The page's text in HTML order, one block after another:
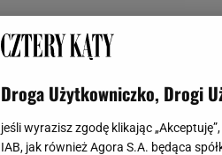
Droga Użytkowniczko, Drogi
jeśli wyrazisz zgodę klikając
IAB, jak również Agora S.A. będąca